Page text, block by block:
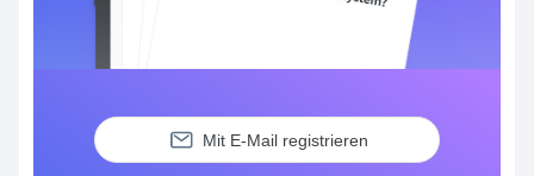
Mit E-Mail registrieren